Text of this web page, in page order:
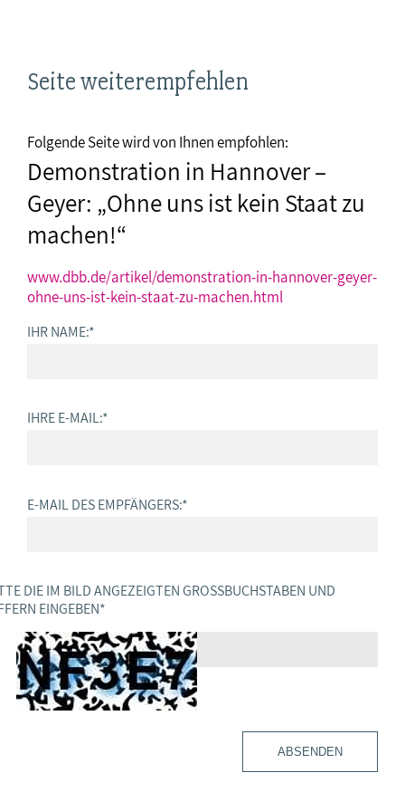
Seite weiterempfehlen
Folgende Seite wird von Ihnen empfohlen:
Demonstration in Hannover –
Geyer: „Ohne uns ist kein Staat zu
machen!“
www.dbb.de/artikel/demonstration-in-hannover-geyer-
ohne-uns-ist-kein-staat-zu-machen.html
IHR NAME:*
IHRE E-MAIL:*
E-MAIL DES EMPFÄNGERS:*
DIE IM BILD ANGEZEIGTEN GROSSBUCHSTABEN UND Z
EINGEBEN *
ABSENDEN